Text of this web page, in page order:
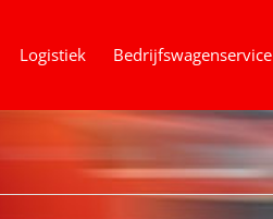
Logistiek Bedrijfswagenservice